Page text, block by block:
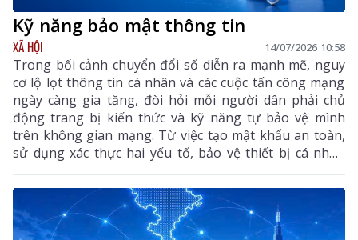
Kỹ năng bảo mật thông tin
XÃ HỘI 14/07/2026 10:58
Trong bối cảnh chuyển đổi số diễn ra mạnh mẽ, nguy
cơ lộ lọt thông tin cá nhân và các cuộc tấn công mạng
ngày càng gia tăng, đòi hỏi mỗi người dân phải chủ
động trang bị kiến thức và kỹ năng tự bảo vệ mình
trên không gian mạng. Từ việc tạo mật khẩu an toàn,
sử dụng xác thực hai yếu tố, bảo vệ thiết bị cá nhân
đến kiểm soát quyền riêng tư trên mạng xã hội,
những kỹ năng bảo mật thông tin cơ bản sẽ góp phần
giảm thiểu rủi ro, bảo vệ dữ liệu cá nhân và xây dựng
môi trường số an toàn, lành mạnh.